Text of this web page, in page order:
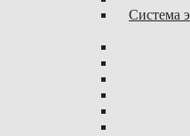
Система